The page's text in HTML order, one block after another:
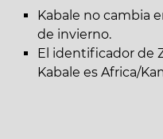
Kabale no cambia
de invierno.
El identificador de
Kabale es Africa/